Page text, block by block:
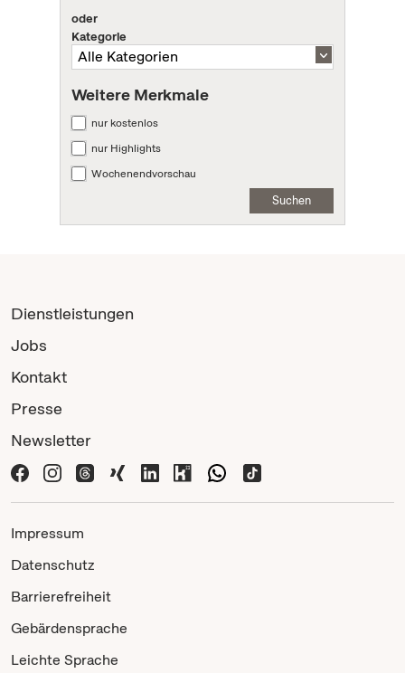
oder
Kategorie
Weitere Merkmale
nur kostenlos
nur Highlights
Wochenendvorschau
Suchen
Dienstleistungen
Jobs
Kontakt
Presse
Newsletter
Impressum
Datenschutz
Barrierefreiheit
Gebärdensprache
Leichte Sprache